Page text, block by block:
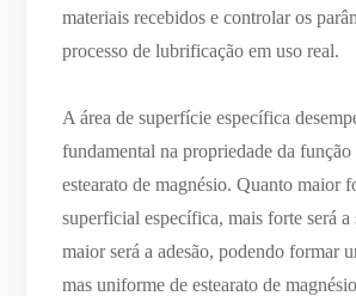
materiais recebidos e controlar os
processo de lubrificação em uso real.
A área de superfície específica
fundamental na propriedade da
estearato de magnésio. Quanto maior
superficial específica, mais forte será a
maior será a adesão, podendo formar
mas uniforme de estearato de